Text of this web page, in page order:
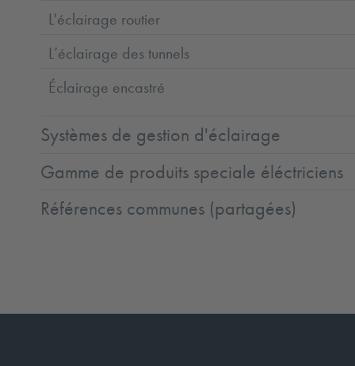
L'éclairage routier
L’éclairage des tunnels
Éclairage encastré
Systèmes de gestion d'éclairage
Gamme de produits speciale éléctriciens
Références communes (partagées)